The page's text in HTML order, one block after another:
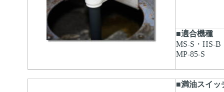
■適合機種
MS-S・HS-B
MP-85-S
■満油スイッ